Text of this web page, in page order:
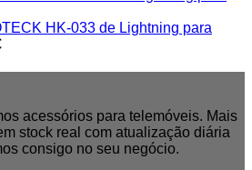
HK-033 de Lightning para
acessórios para telemóveis. Mais
stock real com atualização diária
consigo no seu negócio.